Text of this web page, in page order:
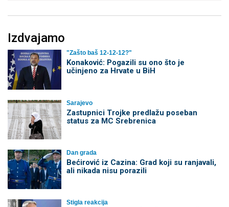
Izdvajamo
"Zašto baš 12-12-12?"
Konaković: Pogazili su ono što je
učinjeno za Hrvate u BiH
Sarajevo
Zastupnici Trojke predlažu poseban
status za MC Srebrenica
Dan grada
Bećirović iz Cazina: Grad koji su ranjavali,
ali nikada nisu porazili
Stigla reakcija